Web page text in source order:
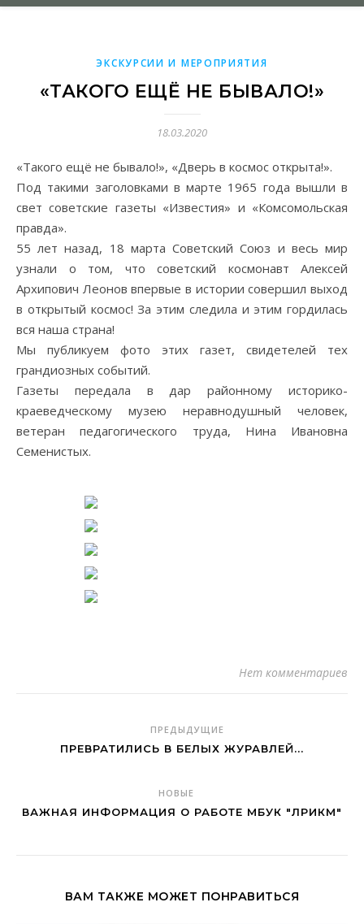
ЭКСКУРСИИ И МЕРОПРИЯТИЯ
«ТАКОГО ЕЩЁ НЕ БЫВАЛО!»
18.03.2020
«Такого ещё не бывало!», «Дверь в космос открыта!».
Под такими заголовками в марте 1965 года вышли в
свет советские газеты «Известия» и «Комсомольская
правда».
55 лет назад, 18 марта Советский Союз и весь мир
узнали о том, что советский космонавт Алексей
Архипович Леонов впервые в истории совершил выход
в открытый космос! За этим следила и этим гордилась
вся наша страна!
Мы публикуем фото этих газет, свидетелей тех
грандиозных событий.
Газеты передала в дар районному историко-
краеведческому музею неравнодушный человек,
ветеран педагогического труда, Нина Ивановна
Семенистых.
Нет комментариев
ПРЕДЫДУЩИЕ
ПРЕВРАТИЛИСЬ В БЕЛЫХ ЖУРАВЛЕЙ...
НОВЫЕ
ВАЖНАЯ ИНФОРМАЦИЯ О РАБОТЕ МБУК "ЛРИКМ"
ВАМ ТАКЖЕ МОЖЕТ ПОНРАВИТЬСЯ